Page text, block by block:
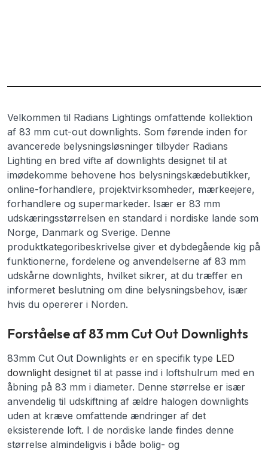
Velkommen til Radians Lightings omfattende kollektion
af 83 mm cut-out downlights. Som førende inden for
avancerede belysningsløsninger tilbyder Radians
Lighting en bred vifte af downlights designet til at
imødekomme behovene hos belysningskædebutikker,
online-forhandlere, projektvirksomheder, mærkeejere,
forhandlere og supermarkeder. Især er 83 mm
udskæringsstørrelsen en standard i nordiske lande som
Norge, Danmark og Sverige. Denne
produktkategoribeskrivelse giver et dybdegående kig på
funktionerne, fordelene og anvendelserne af 83 mm
udskårne downlights, hvilket sikrer, at du træffer en
informeret beslutning om dine belysningsbehov, især
hvis du opererer i Norden.
Forståelse af 83 mm Cut Out Downlights
83mm Cut Out Downlights er en specifik type LED
downlight designet til at passe ind i loftshulrum med en
åbning på 83 mm i diameter. Denne størrelse er især
anvendelig til udskiftning af ældre halogen downlights
uden at kræve omfattende ændringer af det
eksisterende loft. I de nordiske lande findes denne
størrelse almindeligvis i både bolig- og